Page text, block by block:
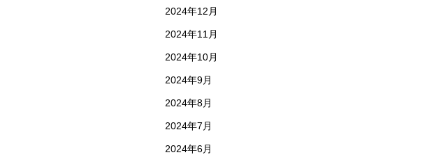
2024年12月
2024年11月
2024年10月
2024年9月
2024年8月
2024年7月
2024年6月